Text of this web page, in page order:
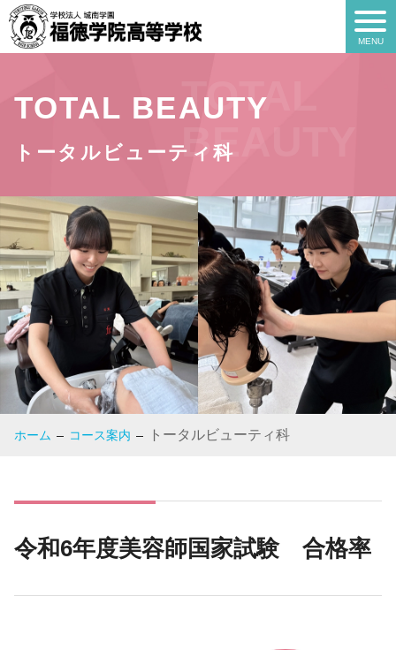
TOTAL BEAUTY
トータルビューティ科
TOTAL
BEAUTY
ホーム コース案内 トータルビューティ科
令和6年度美容師国家試験 合格率